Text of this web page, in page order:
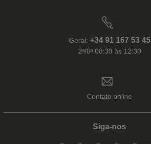
Geral: +34 91 167 53 45
2ᵃ/6ᵃ 08:30 às 12:30
Contato online
Siga-nos